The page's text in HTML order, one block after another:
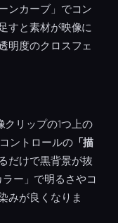
ンカーブ」でコン
すと素材が映像に
明度のクロスフェ
クリップの1つ上の
ントロールの「描
だけで黒背景が抜
ー」で明るさやコ
みが良くなりま